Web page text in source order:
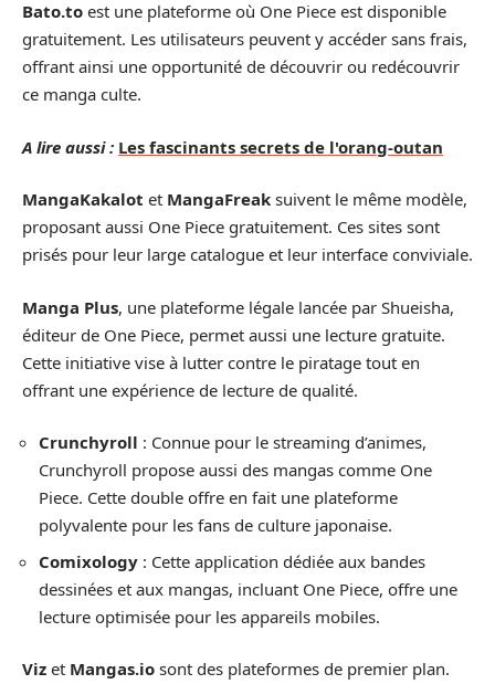
Bato.to est une plateforme où One Piece est disponible
gratuitement. Les utilisateurs peuvent y accéder sans frais,
offrant ainsi une opportunité de découvrir ou redécouvrir
ce manga culte.
A lire aussi : Les fascinants secrets de l'orang-outan
MangaKakalot et MangaFreak suivent le même modèle,
proposant aussi One Piece gratuitement. Ces sites sont
prisés pour leur large catalogue et leur interface conviviale.
Manga Plus, une plateforme légale lancée par Shueisha,
éditeur de One Piece, permet aussi une lecture gratuite.
Cette initiative vise à lutter contre le piratage tout en
offrant une expérience de lecture de qualité.
Crunchyroll : Connue pour le streaming d’animes,
Crunchyroll propose aussi des mangas comme One
Piece. Cette double offre en fait une plateforme
polyvalente pour les fans de culture japonaise.
Comixology : Cette application dédiée aux bandes
dessinées et aux mangas, incluant One Piece, offre une
lecture optimisée pour les appareils mobiles.
Viz et Mangas.io sont des plateformes de premier plan.